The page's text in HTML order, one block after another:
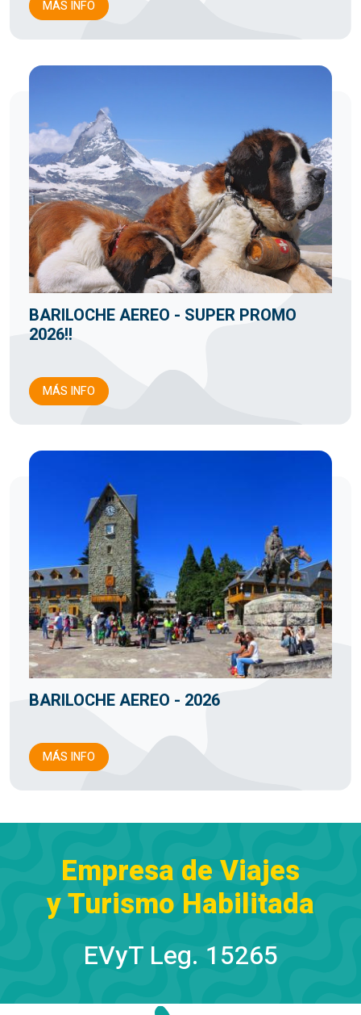
MÁS INFO
BARILOCHE AEREO - SUPER PROMO
2026!!
MÁS INFO
BARILOCHE AEREO - 2026
MÁS INFO
Empresa de Viajes
y Turismo Habilitada
EVyT Leg. 15265